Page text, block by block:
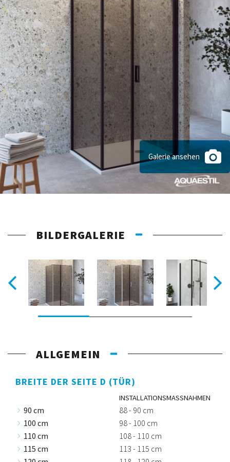
Galerie ansehen
BILDERGALERIE
ALLGEMEIN
BREITE DER SEITE D (TÜR)
INSTALLATIONSMASSNAHMEN
90 cm
88 - 90 cm
100 cm
98 - 100 cm
110 cm
108 - 110 cm
115 cm
113 - 115 cm